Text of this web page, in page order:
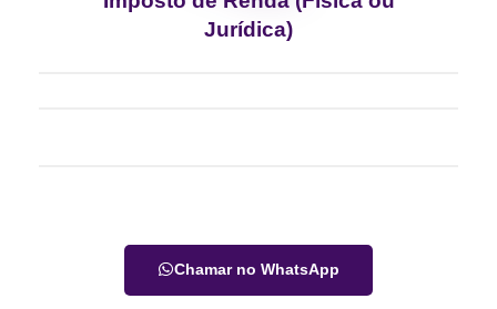
Jurídica)
Chamar no WhatsApp